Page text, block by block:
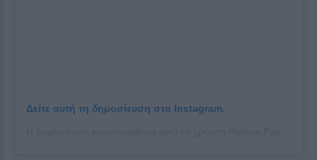
Δείτε αυτή τη δημοσίευση στο Instagram.